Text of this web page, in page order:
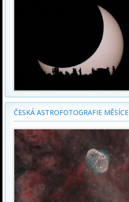
ČESKÁ ASTROFOTOGRAFIE MĚSÍCE